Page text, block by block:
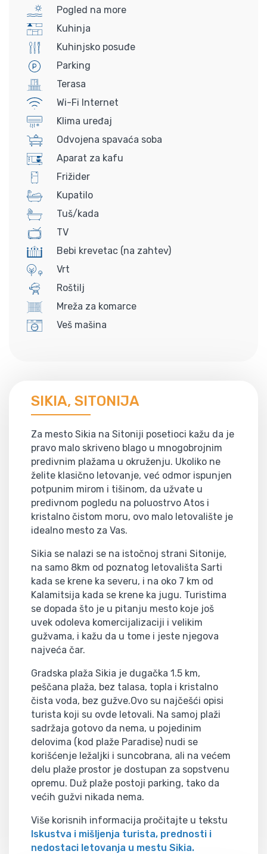
Pogled na more
Kuhinja
Kuhinjsko posuđe
Parking
Terasa
Wi-Fi Internet
Klima uređaj
Odvojena spavaća soba
Aparat za kafu
Frižider
Kupatilo
Tuš/kada
TV
Bebi krevetac (na zahtev)
Vrt
Roštilj
Mreža za komarce
Veš mašina
SIKIA, SITONIJA
Za mesto Sikia na Sitoniji posetioci kažu da je
pravo malo skriveno blago u mnogobrojnim
predivnim plažama u okruženju. Ukoliko ne
želite klasično letovanje, već odmor ispunjen
potpunim mirom i tišinom, da užvate u
predivnom pogledu na poluostrvo Atos i
kristalno čistom moru, ovo malo letovalište je
idealno mesto za Vas.
Sikia se nalazi se na istočnoj strani Sitonije,
na samo 8km od poznatog letovališta Sarti
kada se krene ka severu, i na oko 7 km od
Kalamitsija kada se krene ka jugu. Turistima
se dopada što je u pitanju mesto koje još
uvek odoleva komercijalizaciji i velikim
gužvama, i kažu da u tome i jeste njegova
najveća čar.
Gradska plaža Sikia je dugačka 1.5 km,
peščana plaža, bez talasa, topla i kristalno
čista voda, bez gužve.Ovo su najčešći opisi
turista koji su ovde letovali. Na samoj plaži
sadržaja gotovo da nema, u pojedinim
delovima (kod plaže Paradise) nudi se
korišćenje ležaljki i suncobrana, ali na većem
delu plaže prostor je dostupan za sopstvenu
opremu. Duž plaže postoji parking, tako da
većih gužvi nikada nema.
Više korisnih informacija pročitajte u tekstu
Iskustva i mišljenja turista, prednosti i
nedostaci letovanja u mestu Sikia.